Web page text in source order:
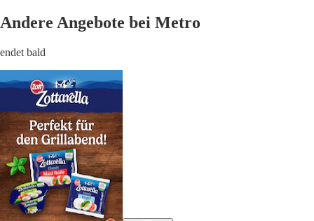
Andere Angebote bei Metro
endet bald